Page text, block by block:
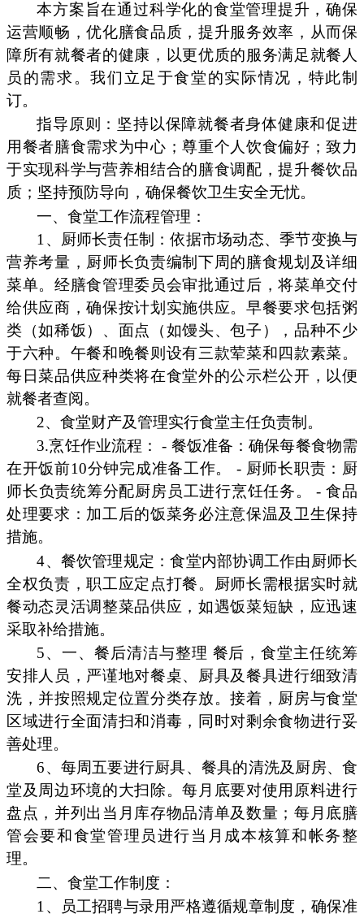
本方案旨在通过科学化的食堂管理提升，确保
运营顺畅，优化膳食品质，提升服务效率，从而保
障所有就餐者的健康，以更优质的服务满足就餐人
员的需求。我们立足于食堂的实际情况，特此制
订。
指导原则：坚持以保障就餐者身体健康和促进
用餐者膳食需求为中心；尊重个人饮食偏好；致力
于实现科学与营养相结合的膳食调配，提升餐饮品
质；坚持预防导向，确保餐饮卫生安全无忧。
一、食堂工作流程管理：
1、厨师长责任制：依据市场动态、季节变换与
营养考量，厨师长负责编制下周的膳食规划及详细
菜单。经膳食管理委员会审批通过后，将菜单交付
给供应商，确保按计划实施供应。早餐要求包括粥
类（如稀饭）、面点（如馒头、包子），品种不少
于六种。午餐和晚餐则设有三款荤菜和四款素菜。
每日菜品供应种类将在食堂外的公示栏公开，以便
就餐者查阅。
2、食堂财产及管理实行食堂主任负责制。
3.烹饪作业流程： - 餐饭准备：确保每餐食物需
在开饭前10分钟完成准备工作。 - 厨师长职责：厨
师长负责统筹分配厨房员工进行烹饪任务。 - 食品
处理要求：加工后的饭菜务必注意保温及卫生保持
措施。
4、餐饮管理规定：食堂内部协调工作由厨师长
全权负责，职工应定点打餐。厨师长需根据实时就
餐动态灵活调整菜品供应，如遇饭菜短缺，应迅速
采取补给措施。
5、一、餐后清洁与整理 餐后，食堂主任统筹
安排人员，严谨地对餐桌、厨具及餐具进行细致清
洗，并按照规定位置分类存放。接着，厨房与食堂
区域进行全面清扫和消毒，同时对剩余食物进行妥
善处理。
6、每周五要进行厨具、餐具的清洗及厨房、食
堂及周边环境的大扫除。每月底要对使用原料进行
盘点，并列出当月库存物品清单及数量；每月底膳
管会要和食堂管理员进行当月成本核算和帐务整
理。
二、食堂工作制度：
1、员工招聘与录用严格遵循规章制度，确保准